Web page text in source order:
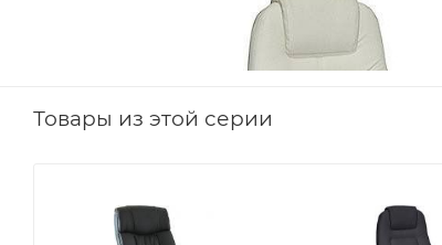
Товары из этой серии